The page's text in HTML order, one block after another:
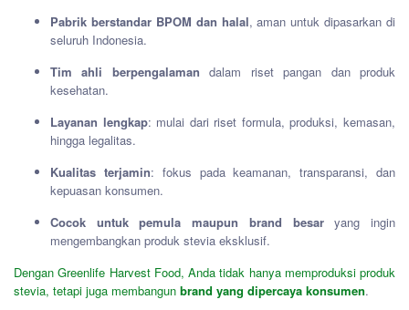
Pabrik berstandar BPOM dan halal, aman untuk dipasarkan di
seluruh Indonesia.
Tim ahli berpengalaman dalam riset pangan dan produk
kesehatan.
Layanan lengkap: mulai dari riset formula, produksi, kemasan,
hingga legalitas.
Kualitas terjamin: fokus pada keamanan, transparansi, dan
kepuasan konsumen.
Cocok untuk pemula maupun brand besaryang ingin
mengembangkan produk stevia eksklusif.
Dengan Greenlife Harvest Food, Anda tidak hanya memproduksi produk
stevia, tetapi juga membangun brand yang dipercaya konsumen.